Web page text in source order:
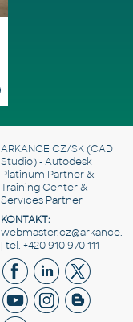
ARKANCE CZ/SK(CAD
Studio) - Autodesk
Platinum Partner &
Training Center &
Services Partner
KONTAKT:
| tel. +420 910 970 111